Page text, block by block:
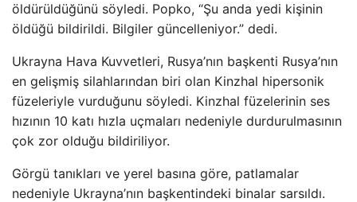
öldürüldüğünü söyledi. Popko, “Şu anda yedi kişinin
öldüğü bildirildi. Bilgiler güncelleniyor.” dedi.
Ukrayna Hava Kuvvetleri, Rusya’nın başkenti Rusya’nın
en gelişmiş silahlarından biri olan Kinzhal hipersonik
füzeleriyle vurduğunu söyledi. Kinzhal füzelerinin ses
hızının 10 katı hızla uçmaları nedeniyle durdurulmasının
çok zor olduğu bildiriliyor.
Görgü tanıkları ve yerel basına göre, patlamalar
nedeniyle Ukrayna’nın başkentindeki binalar sarsıldı.